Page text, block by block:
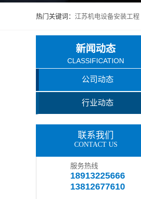
热门关键词： 江苏机电设备安装工程
新闻动态
CLASSIFICATION
公司动态
行业动态
联系我们
CONTACT US
服务热线
18913225666
13812677610